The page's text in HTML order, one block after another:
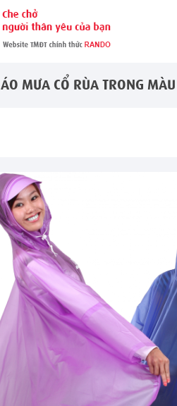
ÁO MƯA CỔ RÙA TRONG MÀU